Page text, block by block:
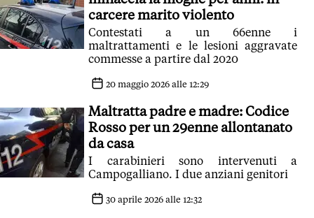
carcere marito violento
Contestati a un 66enne i
maltrattamenti e le lesioni aggravate
commesse a partire dal 2020
20 maggio 2026 alle 12:29
Maltratta padre e madre: Codice
Rosso per un 29enne allontanato
da casa
I carabinieri sono intervenuti a
Campogalliano. I due anziani genitori
30 aprile 2026 alle 12:32